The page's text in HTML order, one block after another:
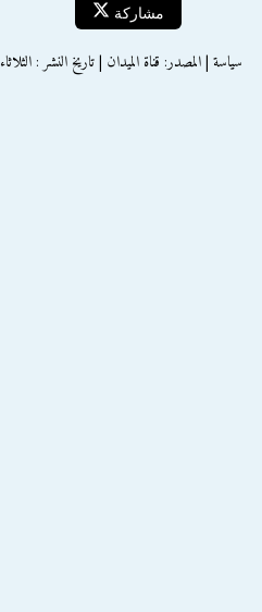
مشاركة
سياسة | المصدر: قناة الميدان | تاريخ النشر : الثلاثاء 02 ديسمبر 2014